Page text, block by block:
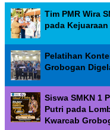
Tim PMR Wira
pada Kejuaraan
Pelatihan
Grobogan
Siswa SMKN 1
Putri pada
Kwarcab